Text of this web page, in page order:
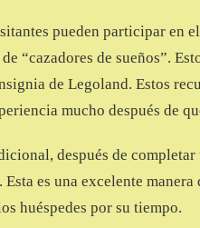
pueden participar en
“cazadores de sueños”.
de Legoland. Estos
mucho después de
después de
es una excelente
huéspedes por su tiempo.